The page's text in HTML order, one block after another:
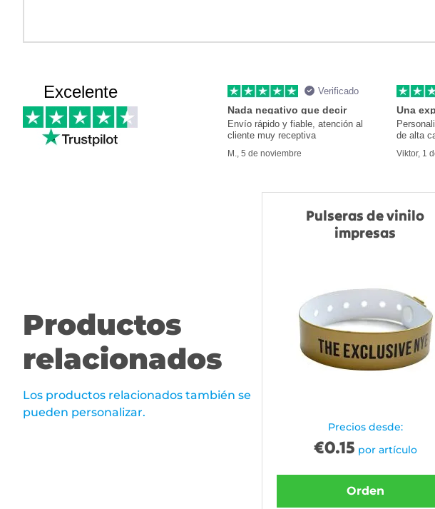
Excelente Verificado
Nada negativo que decir
Envío rápido y fiable, atención al
cliente muy receptiva
M., 5 de noviembre
Una
de alta
Viktor, 1
Productos
relacionados
Los productos relacionados también se
pueden personalizar.
Pulseras de vinilo
impresas
Precios desde:
€0.15 por artículo
Orden